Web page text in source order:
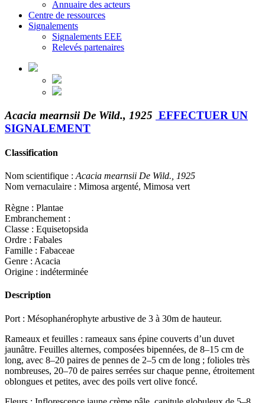
Annuaire des acteurs
Centre de ressources
Signalements
Signalements EEE
Relevés partenaires
Acacia mearnsii De Wild., 1925 EFFECTUER UN
SIGNALEMENT
Classification
Nom scientifique : Acacia mearnsii De Wild., 1925
Nom vernaculaire : Mimosa argenté, Mimosa vert
Règne : Plantae
Embranchement :
Classe : Equisetopsida
Ordre : Fabales
Famille : Fabaceae
Genre : Acacia
Origine : indéterminée
Description
Port : Mésophanérophyte arbustive de 3 à 30m de hauteur.
Rameaux et feuilles : rameaux sans épine couverts d’un duvet
jaunâtre. Feuilles alternes, composées bipennées, de 8–15 cm de
long, avec 8–20 paires de pennes de 2–5 cm de long ; folioles très
nombreuses, 20–70 de paires serrées sur chaque penne, étroitement
oblongues et petites, avec des poils vert olive foncé.